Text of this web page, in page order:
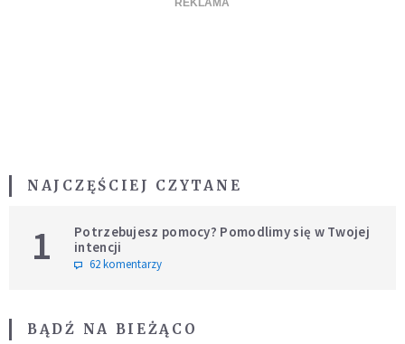
NAJCZĘŚCIEJ CZYTANE
1
Potrzebujesz pomocy? Pomodlimy się w Twojej
intencji
62 komentarzy
BĄDŹ NA BIEŻĄCO